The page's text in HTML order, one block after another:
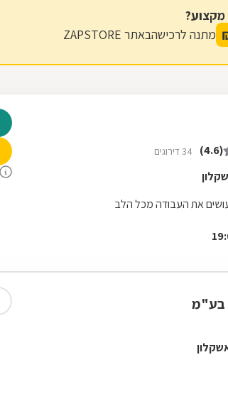
מתנה לרכישהבאתר ZAPSTORE
(4.6) 34 דירוגים
את העבודה מכל הלב
בע"מ